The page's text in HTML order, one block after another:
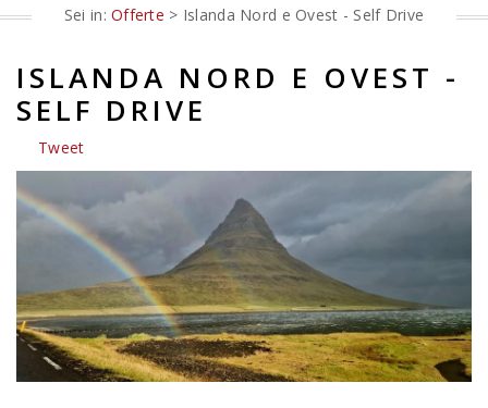
Sei in:Offerte > Islanda Nord e Ovest - Self Drive
ISLANDA NORD E OVEST -
SELF DRIVE
Tweet